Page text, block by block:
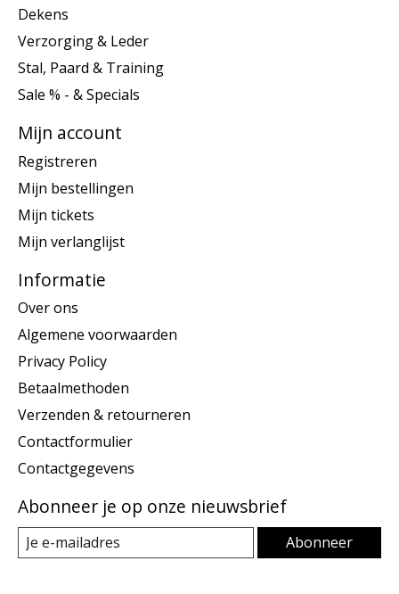
Dekens
Verzorging & Leder
Stal, Paard & Training
Sale % - & Specials
Mijn account
Registreren
Mijn bestellingen
Mijn tickets
Mijn verlanglijst
Informatie
Over ons
Algemene voorwaarden
Privacy Policy
Betaalmethoden
Verzenden & retourneren
Contactformulier
Contactgegevens
Abonneer je op onze nieuwsbrief
Abonneer